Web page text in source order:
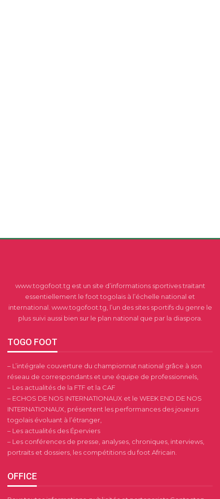
www.togofoot.tg est un site d’informations sportives traitant
essentiellement le foot togolais à l’échelle national et
international. www.togofoot.tg, l’un des sites sportifs du genre le
plus suivi aussi bien sur le plan national que par la diaspora.
TOGO FOOT
– L’intégrale couverture du championnat national grâce à son
réseau de correspondants et une équipe de professionnels,
– Les actualités de la FTF et la CAF
– ECHOS DE NOS INTERNATIONAUX et le WEEK END DE NOS
INTERNATIONAUX, présentent les performances des joueurs
togolais évoluant à l’étranger,
– Les actualités des Éperviers
– Les conférences de presse, analyses, chroniques, interviews,
portraits et dossiers, les compétitions du foot Africain.
OFFICE